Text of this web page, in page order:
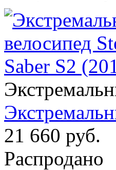
21 660 руб.
Распродано